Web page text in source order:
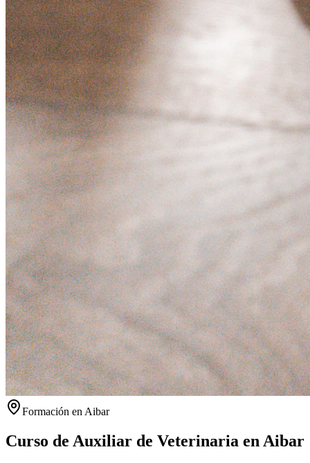
Formación en Aibar
Curso de Auxiliar de Veterinaria en Aibar